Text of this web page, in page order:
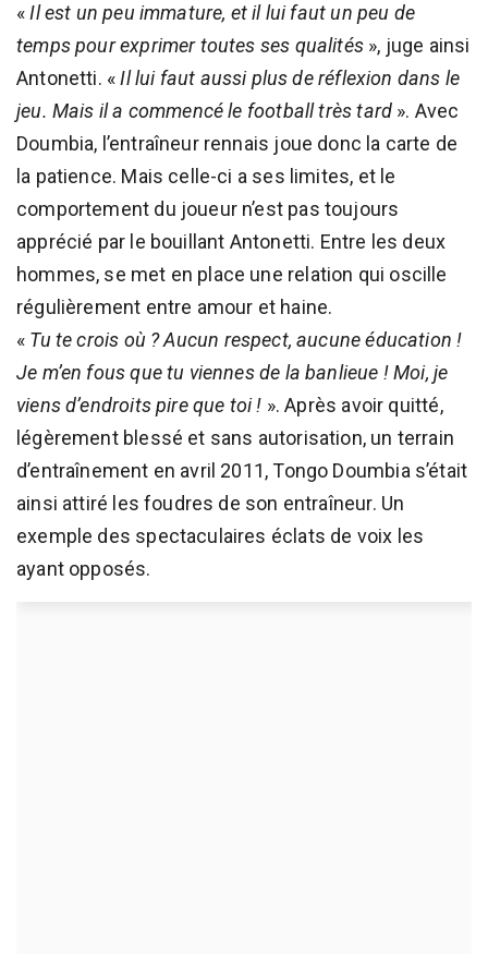
«Il est un peu immature, et il lui faut un peu de
temps pour exprimer toutes ses qualités », juge ainsi
Antonetti. «Il lui faut aussi plus de réflexion dans le
jeu. Mais il a commencé le football très tard ». Avec
Doumbia, l’entraîneur rennais joue donc la carte de
la patience. Mais celle-ci a ses limites, et le
comportement du joueur n’est pas toujours
apprécié par le bouillant Antonetti. Entre les deux
hommes, se met en place une relation qui oscille
régulièrement entre amour et haine.
« Tu te crois où ? Aucun respect, aucune éducation !
Je m’en fous que tu viennes de la banlieue ! Moi, je
viens d’endroits pire que toi ! ». Après avoir quitté,
légèrement blessé et sans autorisation, un terrain
d’entraînement en avril 2011, Tongo Doumbia s’était
ainsi attiré les foudres de son entraîneur. Un
exemple des spectaculaires éclats de voix les
ayant opposés.